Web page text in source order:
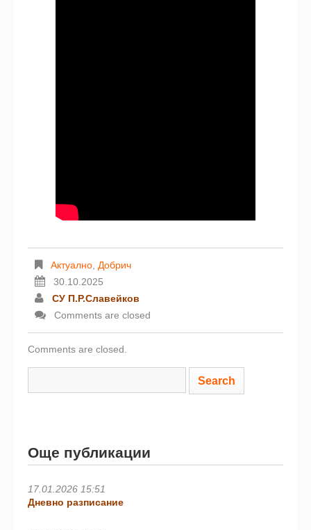
Актуално Добрич
30.10.2025
СУ П.Р.Славейков
Comments are closed
Comments are closed.
Още публикации
17.01.2026 15:51
Дневно разписание